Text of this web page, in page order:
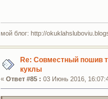
мой блог: http://
Re: Совместный пошив
куклы
«Ответ #85 : 03 Июнь 2016,